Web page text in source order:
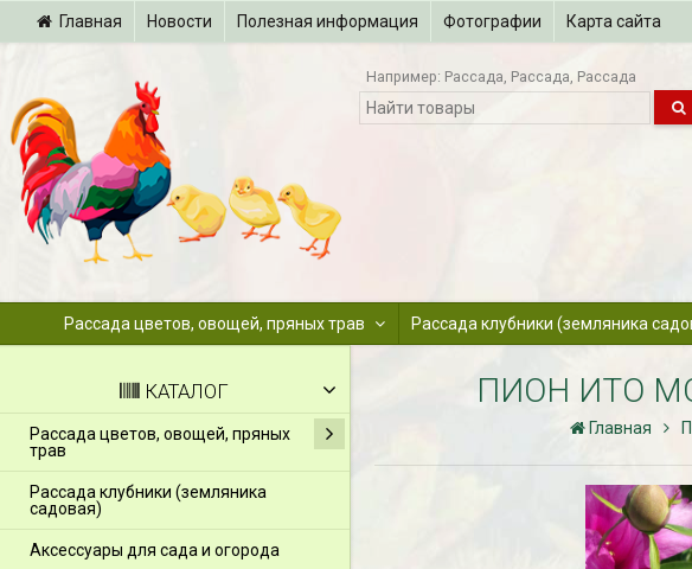
Главная Новости Полезная информация Фотографии Карта сайта
Например: Рассада Рассада Рассада
Рассада цветов, овощей, пряных трав Рассада клубники (земляника
КАТАЛОГ
Рассада цветов, овощей, пряных
трав
Рассада клубники (земляника
садовая)
Аксессуары для сада и огорода
ПИОН ИТО
Главная